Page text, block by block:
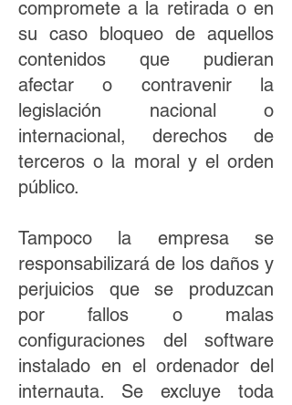
compromete a la retirada o en
su caso bloqueo de aquellos
contenidos que pudieran
afectar o contravenir la
legislación nacional o
internacional, derechos de
terceros o la moral y el orden
público.
Tampoco la empresa se
responsabilizará de los daños y
perjuicios que se produzcan
por fallos o malas
configuraciones del software
instalado en el ordenador del
internauta. Se excluye toda